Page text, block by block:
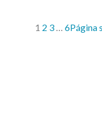
1 2 3 … 6Página